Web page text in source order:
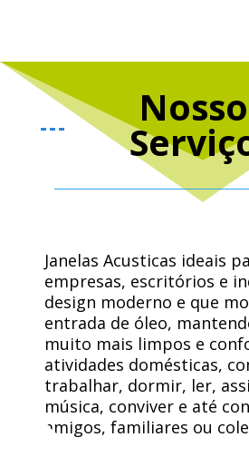
Janelas Acusticas ideais
empresas, escritórios e
design moderno e que
entrada de óleo,
muito mais limpos e
atividades domésticas,
trabalhar, dormir, ler,
música, conviver e até
amigos, familiares ou